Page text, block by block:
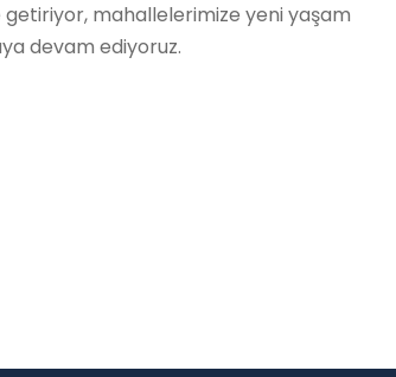
getiriyor, mahallelerimize yeni yaşam
devam ediyoruz.